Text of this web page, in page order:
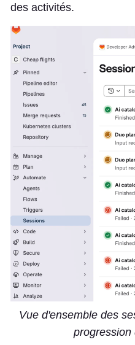
des activités.
Vue d'ensemble des
progression